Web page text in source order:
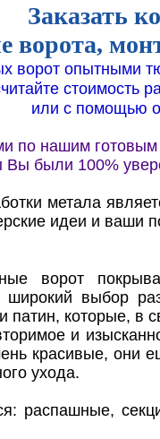
Заказать
ворота,
ворот опытными
стоимость
или с помощью
по нашим
Вы были 100%
метала
идеи и ваши
ворот
широкий выбор
патин, которые, в
и
красивые,
ухода.
распашные,